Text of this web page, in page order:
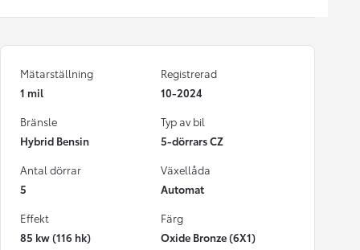
Mätarställning
1 mil
Registrerad
10-2024
Bränsle
Hybrid Bensin
Typ av bil
5-dörrars CZ
Antal dörrar
5
Växellåda
Automat
Effekt
85 kw (116 hk)
Färg
Oxide Bronze (6X1)